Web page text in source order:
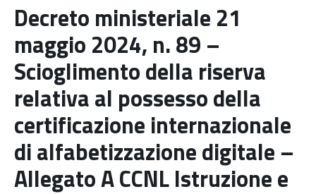
Decreto ministeriale 21
maggio 2024, n. 89 –
Scioglimento della riserva
relativa al possesso della
certificazione internazionale
di alfabetizzazione digitale –
Allegato A CCNL Istruzione e